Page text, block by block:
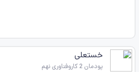
خستعلی
پودمان 2 کاروفناوری نهم